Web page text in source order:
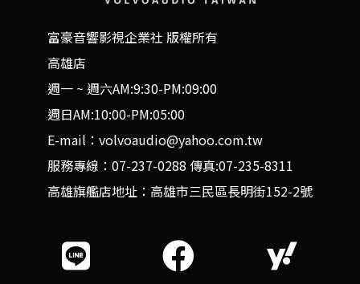
富豪音響影視企業社 版權所有
高雄店
週一 ~ 週六AM:9:30-PM:09:00
週日AM:10:00-PM:05:00
E-mail：volvoaudio@yahoo.com.tw
服務專線：07-237-0288 傳真:07-235-8311
高雄旗艦店地址：高雄市三民區長明街152-2號